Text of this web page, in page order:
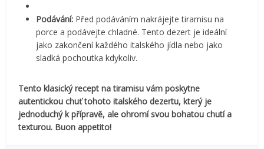
Podávání: Před podáváním nakrájejte tiramisu na
porce a podávejte chladné. Tento dezert je ideální
jako zakončení každého italského jídla nebo jako
sladká pochoutka kdykoliv.
Tento klasický recept na tiramisu vám poskytne
autentickou chuť tohoto italského dezertu, který je
jednoduchý k přípravě, ale ohromí svou bohatou chutí a
texturou. Buon appetito!